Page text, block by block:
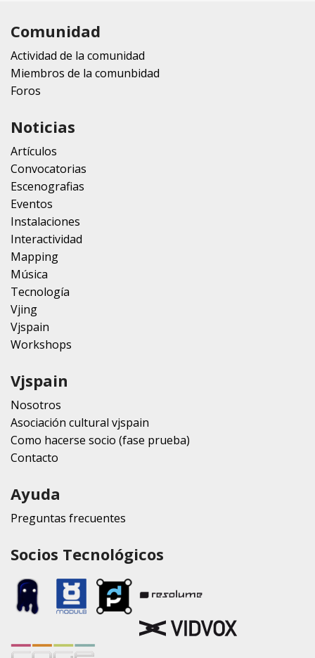
Comunidad
Actividad de la comunidad
Miembros de la comunbidad
Foros
Noticias
Artículos
Convocatorias
Escenografias
Eventos
Instalaciones
Interactividad
Mapping
Música
Tecnología
Vjing
Vjspain
Workshops
Vjspain
Nosotros
Asociación cultural vjspain
Como hacerse socio (fase prueba)
Contacto
Ayuda
Preguntas frecuentes
Socios Tecnológicos